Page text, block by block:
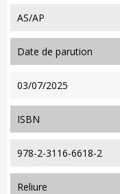
AS/AP
date de parution
03/07/2025
ISBN
978-2-3116-6618-2
reliure